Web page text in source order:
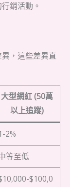
銷活動。
，這些差異直
大型網紅 (50萬
以上追蹤)
2%
等至低
$100,0